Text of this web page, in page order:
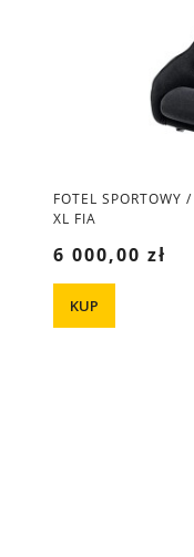
FOTEL SPORTOWY
XL FIA
6 000,00 zł
KUP